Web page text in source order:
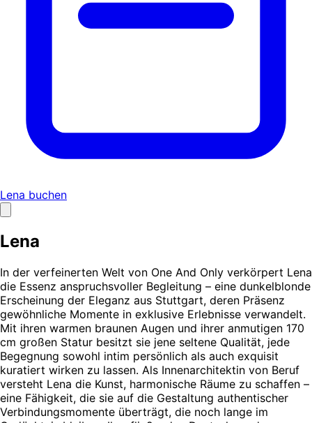
Lena buchen
Lena
In der verfeinerten Welt von One And Only verkörpert Lena
die Essenz anspruchsvoller Begleitung – eine dunkelblonde
Erscheinung der Eleganz aus Stuttgart, deren Präsenz
gewöhnliche Momente in exklusive Erlebnisse verwandelt.
Mit ihren warmen braunen Augen und ihrer anmutigen 170
cm großen Statur besitzt sie jene seltene Qualität, jede
Begegnung sowohl intim persönlich als auch exquisit
kuratiert wirken zu lassen. Als Innenarchitektin von Beruf
versteht Lena die Kunst, harmonische Räume zu schaffen –
eine Fähigkeit, die sie auf die Gestaltung authentischer
Verbindungsmomente überträgt, die noch lange im